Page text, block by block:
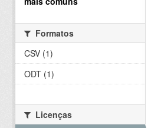
Formatos
CSV (1)
ODT (1)
Licenças